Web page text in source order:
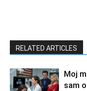
RELATED ARTICLES
Moj
sam